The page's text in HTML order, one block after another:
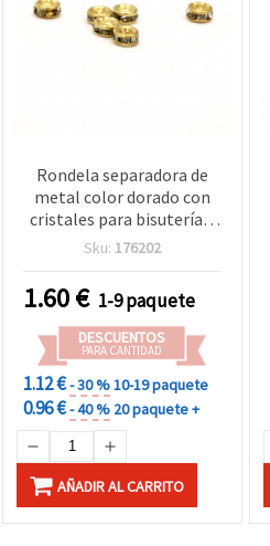
Rondela separadora de
metal color dorado con
cristales para bisutería y
manualidades, 3x2 mm,
- 10 piezas
Sku: 176202
1.60€ 1-9 paquete
DESCUENTOS
PARA CANTIDAD
1.12 €- 30 %10-19 paquete
0.96 €- 40 % 20 paquete +
AÑADIR AL CARRITO